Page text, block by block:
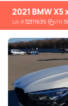
2021 BMW
Lot#72311635 VIN: